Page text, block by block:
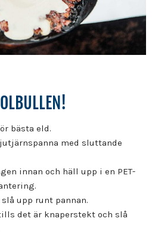
bästa eld.
med sluttande
innan och häll upp i en PET-
upp runt pannan.
det är knaperstekt och slå